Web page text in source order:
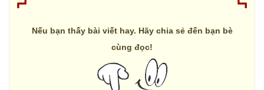
Nếu bạn thấy bài viết hay. Hãy chia sẻ đến bạn bè
cùng đọc!